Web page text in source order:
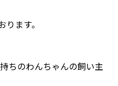
ます。
ちのわんちゃんの飼い主